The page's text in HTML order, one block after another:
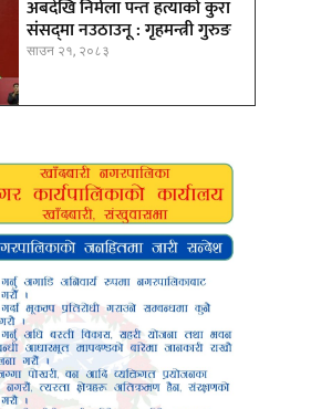
अबदेखि निर्मला पन्त हत्याको कुरा
संसद्‍मा नउठाउनू : गृहमन्त्री गुरुङ
साउन २१, २०८३